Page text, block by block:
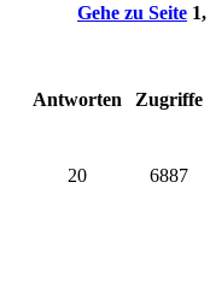
Gehe zu Seite 1,
Antworten Zugriffe
20 6887